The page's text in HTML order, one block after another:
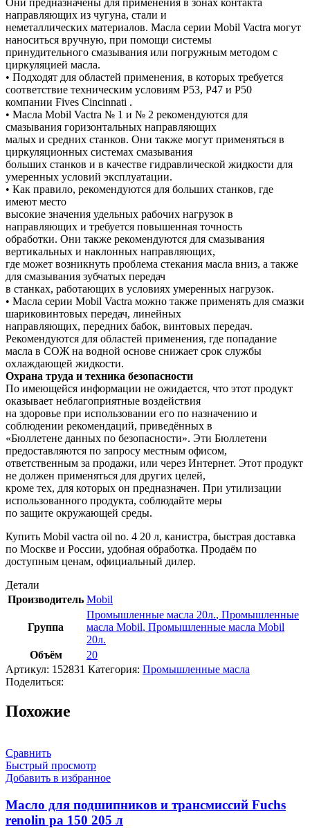
Они предназначены для применения в зонах контакта
направляющих из чугуна, стали и
неметаллических материалов. Масла серии Mobil Vactra могут
наноситься вручную, при помощи системы
принудительного смазывания или погружным методом с
циркуляцией масла.
• Подходят для областей применения, в которых требуется
соответствие техническим условиям Р53, P47 и P50
компании Fives Cincinnati .
• Масла Mobil Vactra № 1 и № 2 рекомендуются для
смазывания горизонтальных направляющих
малых и средних станков. Они также могут применяться в
циркуляционных системах смазывания
больших станков и в качестве гидравлической жидкости для
умеренных условий эксплуатации.
• Как правило, рекомендуются для больших станков, где
имеют место
высокие значения удельных рабочих нагрузок в
направляющих и требуется повышенная точность
обработки. Они также рекомендуются для смазывания
вертикальных и наклонных направляющих,
где может возникнуть проблема стекания масла вниз, а также
для смазывания зубчатых передач
в станках, работающих в условиях умеренных нагрузок.
• Масла серии Mobil Vactra можно также применять для смазки
шариковинтовых передач, линейных
направляющих, передних бабок, винтовых передач.
Рекомендуются для областей применения, где попадание
масла в СОЖ на водной основе снижает срок службы
охлаждающей жидкости.
Охрана труда и техника безопасности
По имеющейся информации не ожидается, что этот продукт
оказывает неблагоприятные воздействия
на здоровье при использовании его по назначению и
соблюдении рекомендаций, приведённых в
«Бюллетене данных по безопасности». Эти Бюллетени
предоставляются по запросу местным офисом,
ответственным за продажи, или через Интернет. Этот продукт
не должен применяться для других целей,
кроме тех, для которых он предназначен. При утилизации
использованного продукта, соблюдайте меры
по защите окружающей среды.
Купить Mobil vactra oil no. 4 20 л, канистра, быстрая доставка
по Москве и России, удобная обработка. Продаём по
доступным ценам, официальный дилер.
Детали
Производитель Mobil
Группа
Промышленные масла 20л., Промышленные
масла Mobil, Промышленные масла Mobil
20л.
Объём
20
Артикул: 152831 Категория: Промышленные масла
Поделиться:
Похожие
Сравнить
Быстрый просмотр
Добавить в избранное
Масло для подшипников и трансмиссий Fuchs
renolin pa 150 205 л